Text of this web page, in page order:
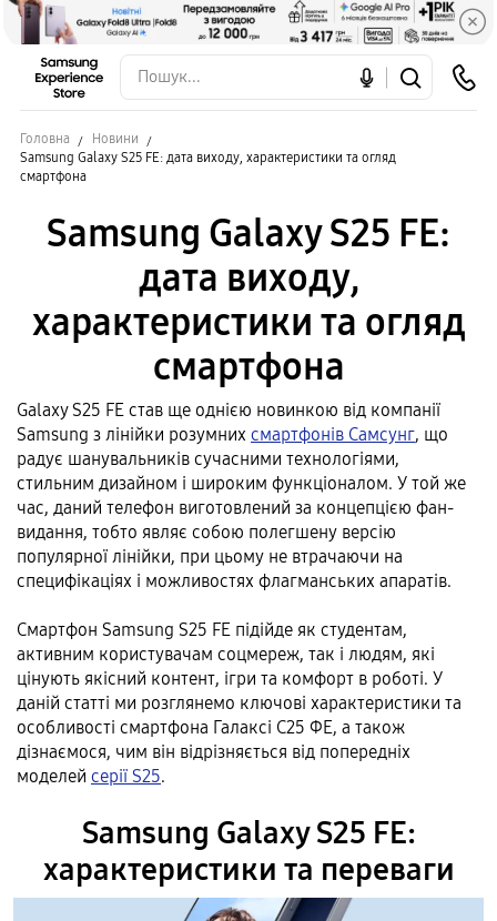
Головна
Новини
Samsung Galaxy S25 FE: дата виходу, характеристики та огляд
смартфона
Samsung Galaxy S25 FE:
дата виходу,
характеристики та огляд
смартфона
Galaxy S25 FE став ще однією новинкою від компанії
Samsung з лінійки розумних смартфонів Самсунг, що
радує шанувальників сучасними технологіями,
стильним дизайном і широким функціоналом. У той же
час, даний телефон виготовлений за концепцією фан-
видання, тобто являє собою полегшену версію
популярної лінійки, при цьому не втрачаючи на
специфікаціях і можливостях флагманських апаратів.
Смартфон Samsung S25 FE підійде як студентам,
активним користувачам соцмереж, так і людям, які
цінують якісний контент, ігри та комфорт в роботі. У
даній статті ми розглянемо ключові характеристики та
особливості смартфона Галаксі С25 ФЕ, а також
дізнаємося, чим він відрізняється від попередніх
моделей серії S25.
Samsung Galaxy S25 FE:
характеристики та переваги